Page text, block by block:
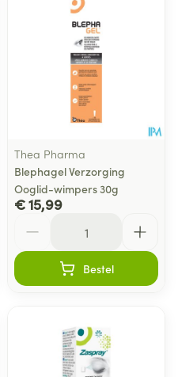
Thea Pharma
Blephagel Verzorging
Ooglid-wimpers 30g
€ 15,99
Bestel